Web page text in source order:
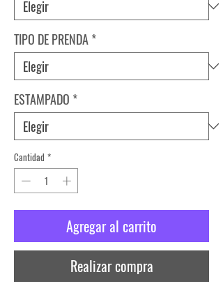
TIPO DE PRENDA*
ESTAMPADO *
Cantidad *
Agregar al carrito
Realizar compra